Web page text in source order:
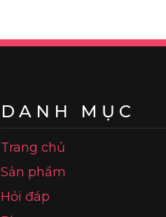
DANH MỤC
Trang chủ
Sản phẩm
Hỏi đáp